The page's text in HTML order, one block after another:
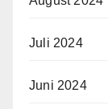
Juli 2024
Juni 2024